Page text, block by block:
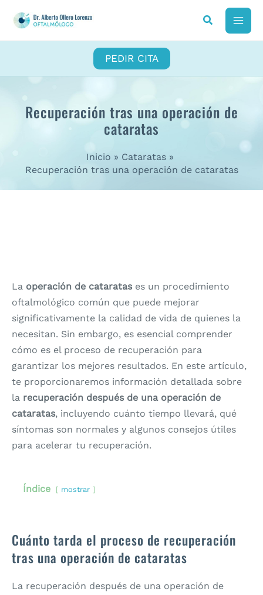
contenido
PEDIR CITA
Recuperación tras una operación de
cataratas
Inicio
Cataratas
Recuperación tras una operación de cataratas
La operación de cataratases un procedimiento
oftalmológico común que puede mejorar
significativamente la calidad de vida de quienes la
necesitan. Sin embargo, es esencial comprender
cómo es el proceso de recuperación para
garantizar los mejores resultados. En este artículo,
te proporcionaremos información detallada sobre
la recuperación después de una operación de
cataratas, incluyendo cuánto tiempo llevará, qué
síntomas son normales y algunos consejos útiles
para acelerar tu recuperación.
Índice mostrar
Cuánto tarda el proceso de recuperación
tras una operación de cataratas
La recuperación después de una operación de